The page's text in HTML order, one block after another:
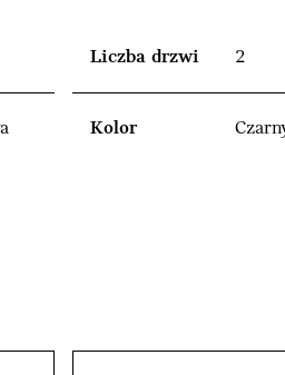
Liczba drzwi 2
Kolor